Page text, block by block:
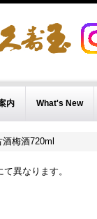
内 What's New
梅酒720ml
異なります。